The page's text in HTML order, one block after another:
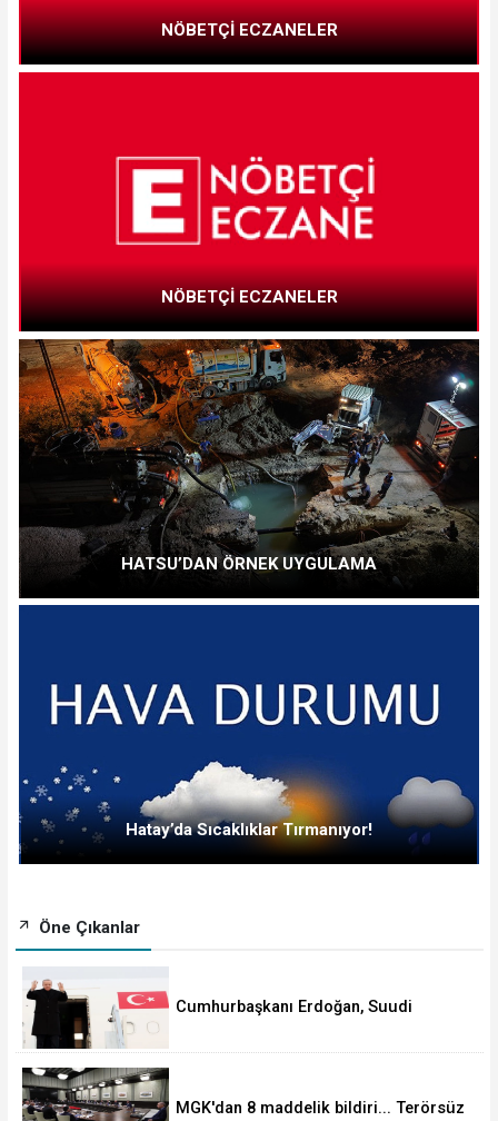
NÖBETÇİ ECZANELER
NÖBETÇİ ECZANELER
HATSU’DAN ÖRNEK UYGULAMA
Hatay’da Sıcaklıklar Tırmanıyor!
Öne Çıkanlar
Cumhurbaşkanı Erdoğan, Suudi
MGK'dan 8 maddelik bildiri... Terörsüz